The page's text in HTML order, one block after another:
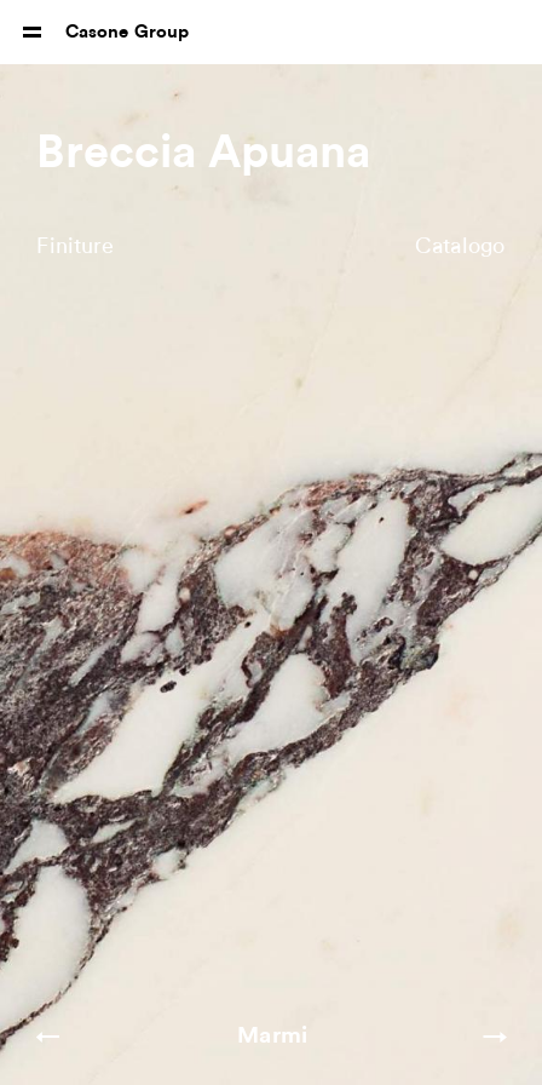
Casone Group
Breccia Apuana
Finiture Catalogo
Marmi